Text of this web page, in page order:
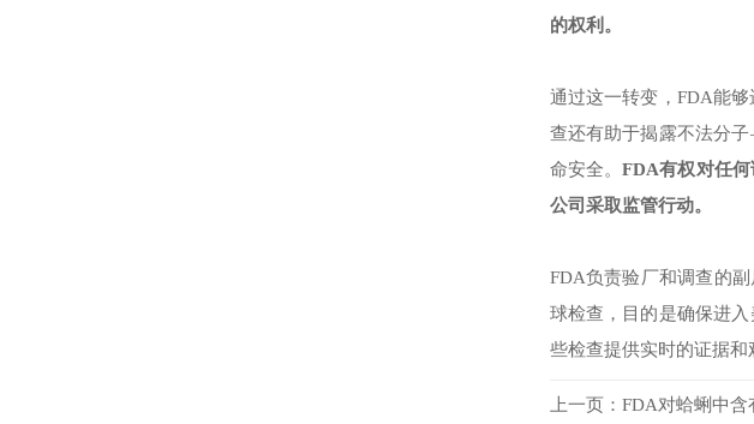
的权利。
通过这一转变，FDA能
查还有助于揭露不法分
命安全。FDA有权对任
公司采取监管行动。
FDA负责验厂和调查的
球检查，目的是确保进
些检查提供实时的证据
上一页： FDA对蛤蜊中含